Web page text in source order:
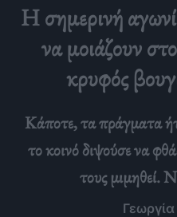
Η σημερινή
να μοιάζουν
κρυφός
Κάποτε, τα πράγματα
το κοινό διψούσε να
τους μιμηθεί.